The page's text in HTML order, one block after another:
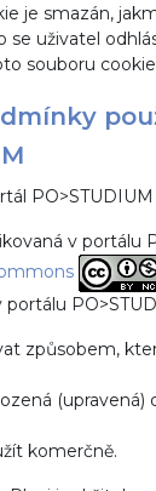
je smazán,
se uživatel
souboru
PO>STUDIUM
v portálu
způsobem,
(upravená)
komerčně.